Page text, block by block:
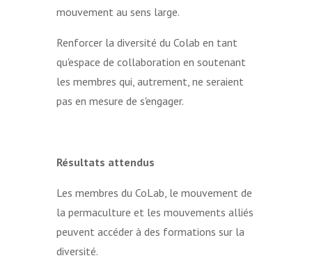
mouvement au sens large.
Renforcer la diversité du Colab en tant
qu'espace de collaboration en soutenant
les membres qui, autrement, ne seraient
pas en mesure de s'engager.
Résultats attendus
Les membres du CoLab, le mouvement de
la permaculture et les mouvements alliés
peuvent accéder à des formations sur la
diversité.